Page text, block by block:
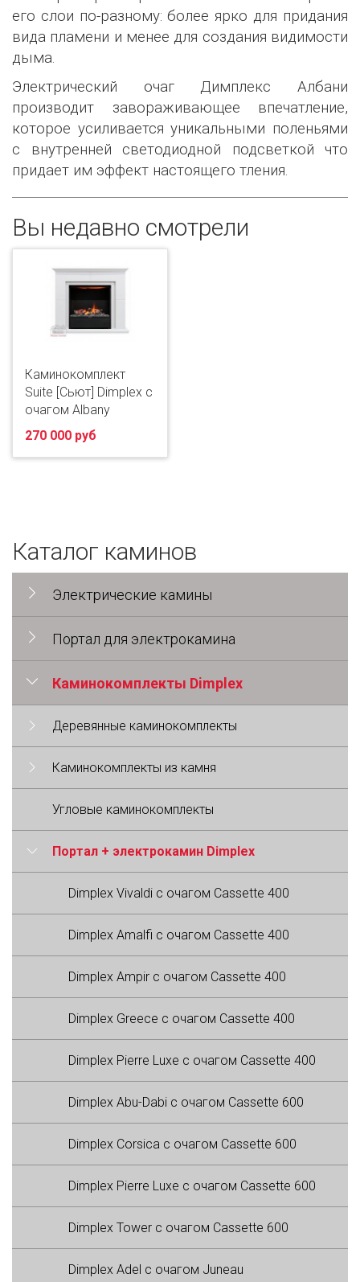
его слои по-разному: более ярко для придания
вида пламени и менее для создания видимости
дыма.
Электрический очаг Димплекс Албани
производит завораживающее впечатление,
которое усиливается уникальными поленьями
с внутренней светодиодной подсветкой что
придает им эффект настоящего тления.
Вы недавно смотрели
Каминокомплект
Suite [Сьют] Dimplex с
очагом Albany
270 000 руб
Каталог каминов
Электрические камины
Портал для электрокамина
Каминокомплекты Dimplex
Деревянные каминокомплекты
Каминокомплекты из камня
Угловые каминокомплекты
Портал + электрокамин Dimplex
Dimplex Vivaldi с очагом Cassette 400
Dimplex Amalfi с очагом Cassette 400
Dimplex Ampir с очагом Cassette 400
Dimplex Greece с очагом Cassette 400
Dimplex Pierre Luxe с очагом Cassette 400
Dimplex Abu-Dabi с очагом Cassette 600
Dimplex Corsica с очагом Cassette 600
Dimplex Pierre Luxe с очагом Cassette 600
Dimplex Tower с очагом Cassette 600
Dimplex Adel с очагом Juneau